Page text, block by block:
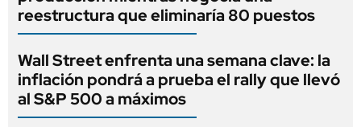
reestructura que eliminaría 80 puestos
Wall Street enfrenta una semana clave: la
inflación pondrá a prueba el rally que llevó
al S&P 500 a máximos